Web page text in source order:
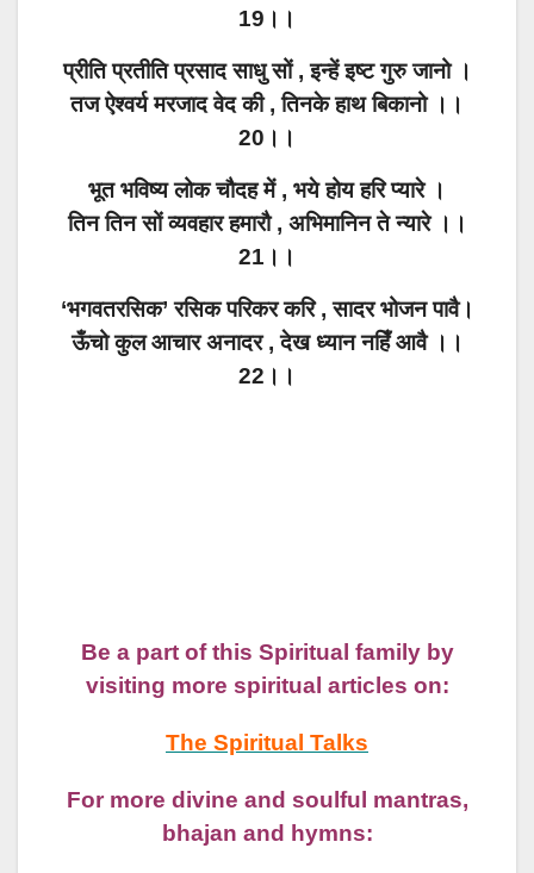
19।।
प्रीति प्रतीति प्रसाद साधु सों , इन्हें इष्ट गुरु जानो ।
तज ऐश्वर्य मरजाद वेद की , तिनके हाथ बिकानो ।।
20।।
भूत भविष्य लोक चौदह में , भये होय हरि प्यारे ।
तिन तिन सों व्यवहार हमारौ , अभिमानिन ते न्यारे ।।
21।।
‘भगवतरसिक’ रसिक परिकर करि , सादर भोजन पावै।
ऊँचो कुल आचार अनादर , देख ध्यान नहिँ आवै ।।
22।।
Be a part of this Spiritual family by
visiting more spiritual articles on:
The Spiritual Talks
For more divine and soulful mantras,
bhajan and hymns: